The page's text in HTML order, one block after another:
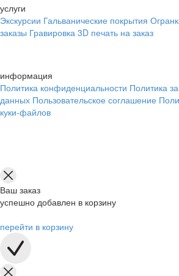
услуги
Экскурсии Гальванические покрытия
заказы Гравировка 3D печать на заказ
информация
Политика конфиденциальности Политика
данных Пользовательское соглашение
куки-файлов
Ваш заказ
успешно добавлен в корзину
перейти в корзину